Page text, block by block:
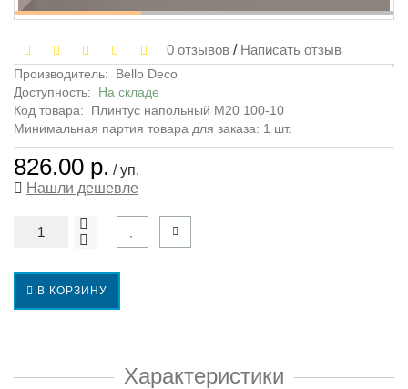
0 отзывов / Написать отзыв
Производитель:
Bello Deco
Доступность: На складе
Код товара:
Плинтус напольный М20 100-10
Минимальная партия товара для заказа: 1 шт.
826.00 р. / уп.
Нашли дешевле
В КОРЗИНУ
Характеристики